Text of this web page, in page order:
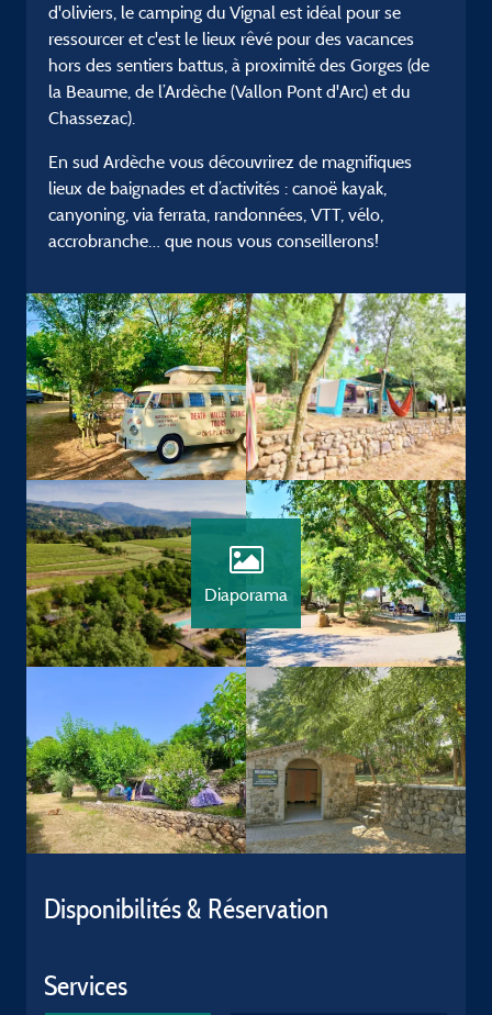
d'oliviers, le camping du Vignal est idéal pour se
ressourcer et c'est le lieux rêvé pour des vacances
hors des sentiers battus, à proximité des Gorges (de
la Beaume, de l’Ardèche (Vallon Pont d'Arc) et du
Chassezac).
En sud Ardèche vous découvrirez de magnifiques
lieux de baignades et d’activités : canoë kayak,
canyoning, via ferrata, randonnées, VTT, vélo,
accrobranche… que nous vous conseillerons!
Diaporama
Disponibilités & Réservation
Services